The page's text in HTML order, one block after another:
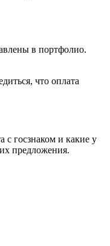
в портфолио.
что оплата
с госзнаком и какие у
предложения.